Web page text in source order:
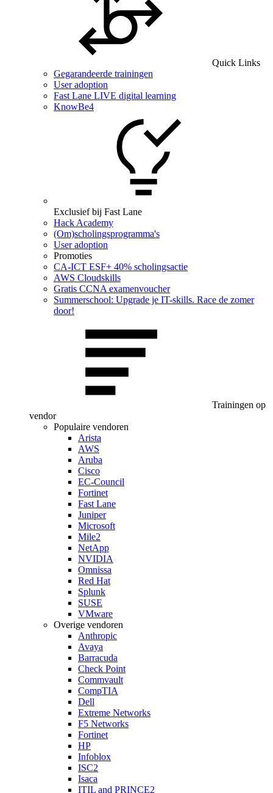
Quick Links
Gegarandeerde trainingen
User adoption
Fast Lane LIVE digital learning
KnowBe4
Exclusief bij Fast Lane
Hack Academy
(Om)scholingsprogramma's
User adoption
Promoties
CA‑ICT ESF+ 40% scholingsactie
AWS Cloudskills
Gratis CCNA examenvoucher
Summerschool: Upgrade je IT-skills. Race de zomer
door!
Trainingen op
vendor
Populaire vendoren
Arista
AWS
Aruba
Cisco
EC-Council
Fortinet
Fast Lane
Juniper
Microsoft
Mile2
NetApp
NVIDIA
Omnissa
Red Hat
Splunk
SUSE
VMware
Overige vendoren
Anthropic
Avaya
Barracuda
Check Point
Commvault
CompTIA
Dell
Extreme Networks
F5 Networks
Fortinet
HP
Infoblox
ISC2
Isaca
ITIL and PRINCE2